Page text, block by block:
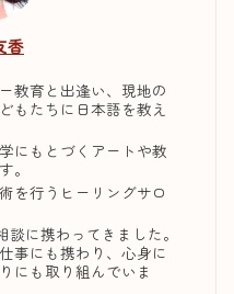
香
教育と出逢い、現地の
もたちに日本語を教え
にもとづくアートや教
。
を行うヒーリングサロ
談に携わってきました。
事にも携わり、心身に
にも取り組んでいま